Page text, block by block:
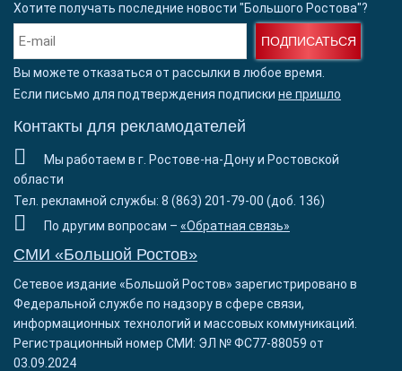
Хотите получать последние новости "Большого Ростова"?
ПОДПИСАТЬСЯ
Вы можете отказаться от рассылки в любое время.
Если письмо для подтверждения подписки не пришло
Контакты для рекламодателей
Мы работаем в г. Ростове-на-Дону и Ростовской
области
Тел. рекламной службы: 8 (863) 201-79-00 (доб. 136)
По другим вопросам – «Обратная связь»
СМИ «Большой Ростов»
Сетевое издание «Большой Ростов» зарегистрировано в
Федеральной службе по надзору в сфере связи,
информационных технологий и массовых коммуникаций.
Регистрационный номер СМИ: ЭЛ № ФС77-88059 от
03.09.2024